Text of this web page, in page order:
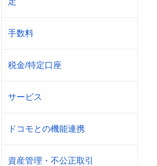
手数料
税金/特定口座
サービス
ドコモとの機能連携
資産管理・不公正取引